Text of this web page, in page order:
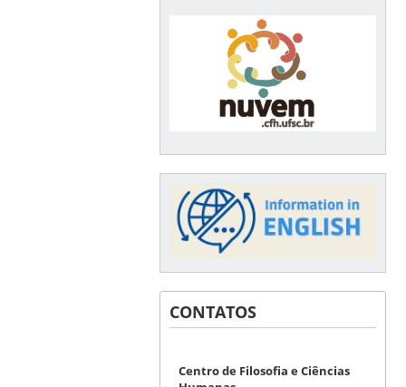
CONTATOS
Centro de Filosofia e Ciências